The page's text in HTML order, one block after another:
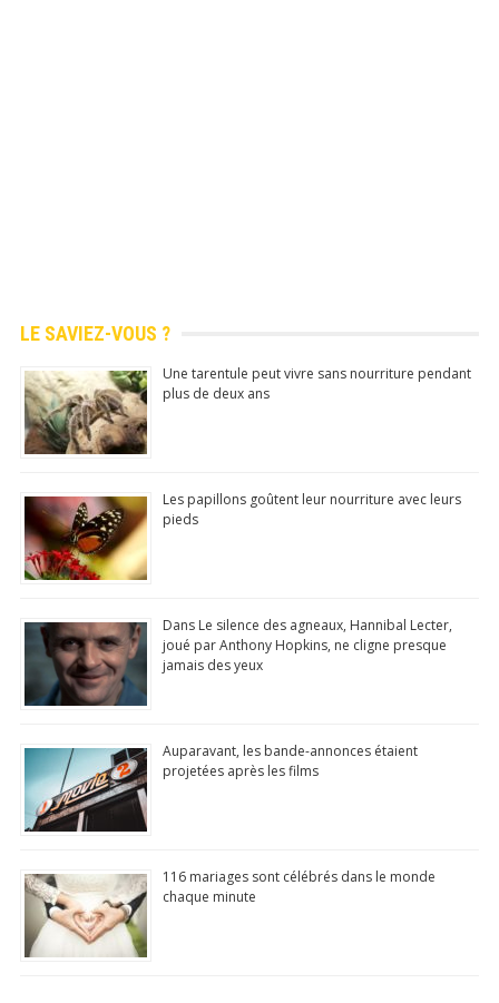
LE SAVIEZ-VOUS ?
Une tarentule peut vivre sans nourriture pendant
plus de deux ans
Les papillons goûtent leur nourriture avec leurs
pieds
Dans Le silence des agneaux, Hannibal Lecter,
joué par Anthony Hopkins, ne cligne presque
jamais des yeux
Auparavant, les bande-annonces étaient
projetées après les films
116 mariages sont célébrés dans le monde
chaque minute
Télécharger(Google Play Store)